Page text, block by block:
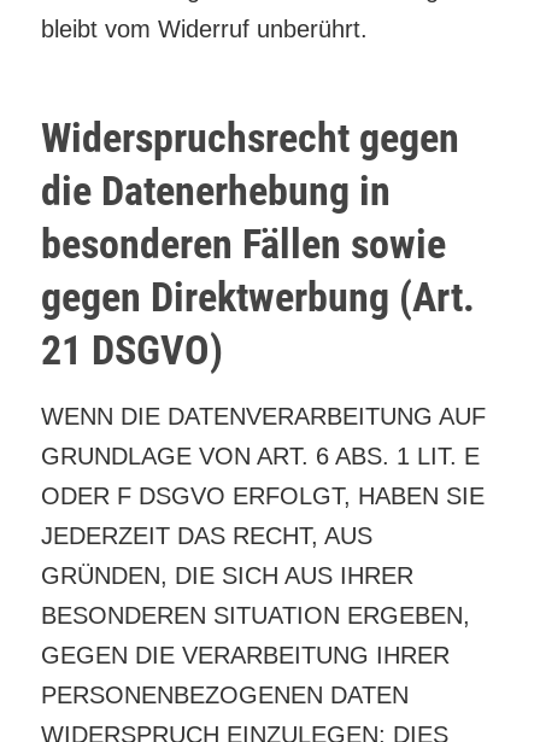
bleibt vom Widerruf unberührt.
Widerspruchsrecht gegen
die Datenerhebung in
besonderen Fällen sowie
gegen Direktwerbung (Art.
21 DSGVO)
WENN DIE DATENVERARBEITUNG AUF
GRUNDLAGE VON ART. 6 ABS. 1 LIT. E
ODER F DSGVO ERFOLGT, HABEN SIE
JEDERZEIT DAS RECHT, AUS
GRÜNDEN, DIE SICH AUS IHRER
BESONDEREN SITUATION ERGEBEN,
GEGEN DIE VERARBEITUNG IHRER
PERSONENBEZOGENEN DATEN
WIDERSPRUCH EINZULEGEN; DIES